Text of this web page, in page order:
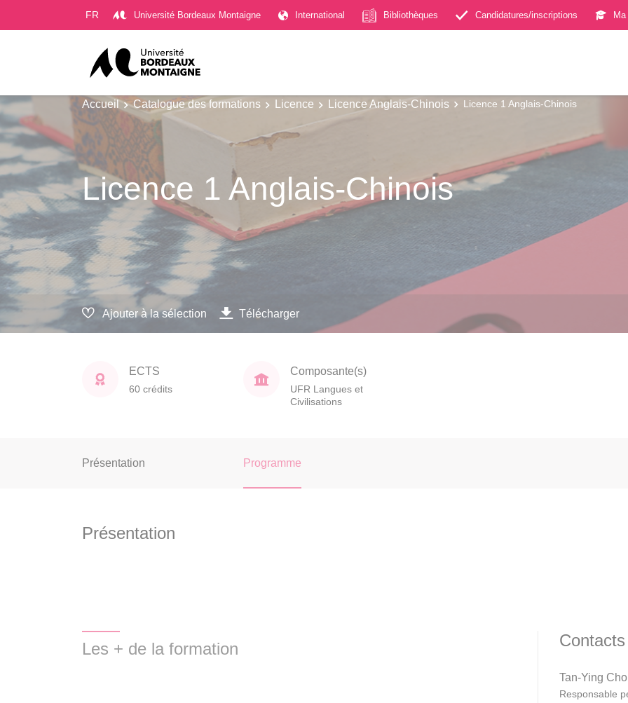
FR Université Bordeaux Montaigne International Bibliothèques Candidatures/inscriptions Ma
Accueil Catalogue des formations Licence Licence Anglais-Chinois Licence 1 Anglais-Chinois
Licence 1 Anglais-Chinois
Ajouter à la sélection Télécharger
ECTS
60 crédits
Composante(s)
UFR Langues et
Civilisations
Présentation Programme
Présentation
Les + de la formation Contacts
Tan-Ying
Responsable